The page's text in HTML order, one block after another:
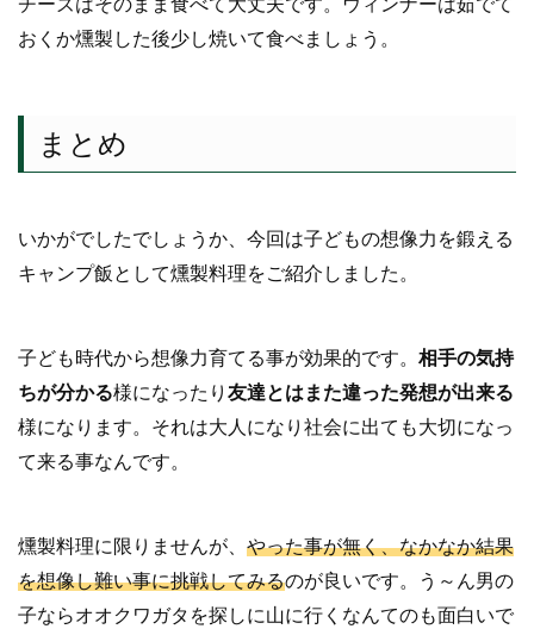
チーズはそのまま食べて大丈夫です。ウィンナーは茹でて
おくか燻製した後少し焼いて食べましょう。
まとめ
いかがでしたでしょうか、今回は子どもの想像力を鍛える
キャンプ飯として燻製料理をご紹介しました。
子ども時代から想像力育てる事が効果的です。 相手の気持
ちが分かる様になったり 友達とはまた違った発想が出来る
様になります。それは大人になり社会に出ても大切になっ
て来る事なんです。
燻製料理に限りませんが、 やった事が無く、なかなか結果
を想像し難い事に挑戦してみるのが良いです。う～ん男の
子ならオオクワガタを探しに山に行くなんてのも面白いで